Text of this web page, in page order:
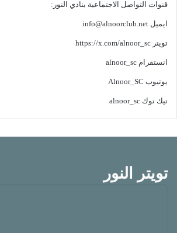
قنوات التواصل الاجتماعية بنادي النور:
ايميل info@alnoorclub.net
تويتر https://x.com/alnoor_sc
انستقرام alnoor_sc
يوتيوب Alnoor_SC
تيك توك alnoor_sc
تويتر النور